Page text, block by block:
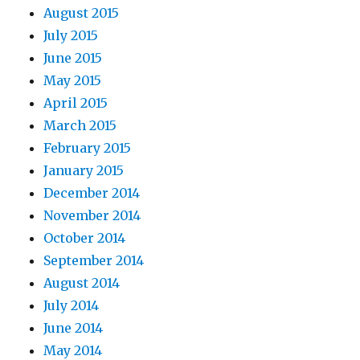
August 2015
July 2015
June 2015
May 2015
April 2015
March 2015
February 2015
January 2015
December 2014
November 2014
October 2014
September 2014
August 2014
July 2014
June 2014
May 2014